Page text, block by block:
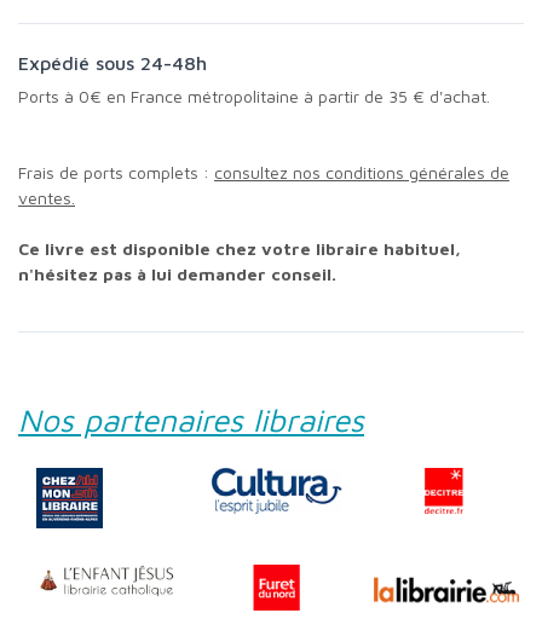
Expédié sous 24-48h
Ports à 0€ en France métropolitaine à partir de 35 € d'achat.
Frais de ports complets : consultez nos conditions générales de
ventes.
Ce livre est disponible chez votre libraire habituel,
n'hésitez pas à lui demander conseil.
Nos partenaires libraires